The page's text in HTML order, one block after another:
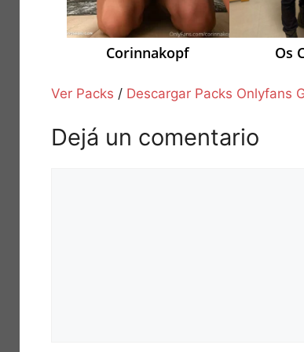
Corinnakopf Os
Ver Packs / Descargar Packs Onlyfans
Dejá un comentario